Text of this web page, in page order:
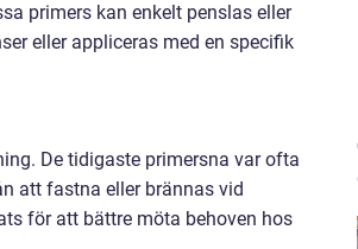
primers kan enkelt penslas eller
eller appliceras med en specifik
De tidigaste primersna var ofta
att fastna eller brännas vid
för att bättre möta behoven hos